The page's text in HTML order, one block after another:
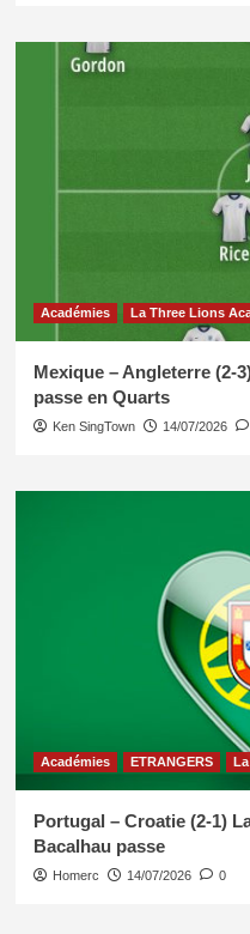
Académies La Three Lions
Mexique – Angleterre (2-
passe en Quarts
Ken SingTown 14/07/2026
Académies ETRANGERS
Portugal – Croatie (2-1)
Bacalhau passe
Homerc 14/07/2026 0